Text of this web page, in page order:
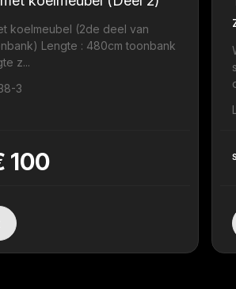
koelmeubel (2de deel van
Lengte : 480cm toonbank
z...
3
100